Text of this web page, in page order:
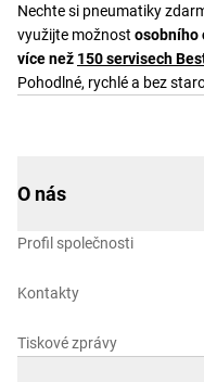
Nechte si pneumatiky
využijte možnost osobního
více než 150 servisech
Pohodlné, rychlé a bez
O nás
Profil společnosti
Kontakty
Tiskové zprávy